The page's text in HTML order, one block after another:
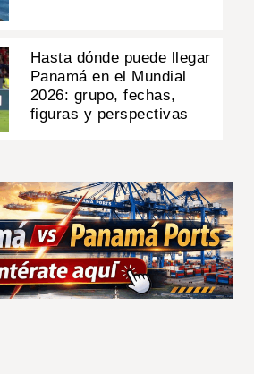
Hasta dónde puede llegar
Panamá en el Mundial
2026: grupo, fechas,
figuras y perspectivas